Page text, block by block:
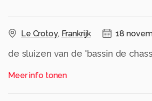
Le Crotoy, Frankrijk 18
de sluizen van de 'bassin de
zonsondergang
Meer info tonen